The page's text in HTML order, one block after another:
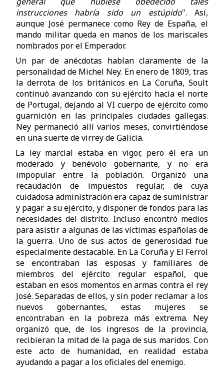
instrucciones habría sido un estúpido". Así,
aunque José permanece como Rey de España, el
mando militar queda en manos de los mariscales
nombrados por el Emperador.
Un par de anécdotas hablan claramente de la
personalidad de Michel Ney. En enero de 1809, tras
la derrota de los británicos en La Coruña, Soult
continuó avanzando con su ejército hacia el norte
de Portugal, dejando al VI cuerpo de ejército como
guarnición en las principales ciudades gallegas.
Ney permaneció allí varios meses, convirtiéndose
en una suerte de virrey de Galicia.
La ley marcial estaba en vigor, pero él era un
moderado y benévolo gobernante, y no era
impopular entre la población. Organizó una
recaudación de impuestos regular, de cuya
cuidadosa administración era capaz de suministrar
y pagar a su ejército, y disponer de fondos para las
necesidades del distrito. Incluso encontró medios
para asistir a algunas de las víctimas españolas de
la guerra. Uno de sus actos de generosidad fue
especialmente destacable. En La Coruña y El Ferrol
se encontraban las esposas y familiares de
miembros del ejército regular español, que
estaban en esos momentos en armas contra el rey
José. Separadas de ellos, y sin poder reclamar a los
nuevos gobernantes, estas mujeres se
encontraban en la pobreza más extrema. Ney
organizó que, de los ingresos de la provincia,
recibieran la mitad de la paga de sus maridos. Con
este acto de humanidad, en realidad estaba
ayudando a pagar a los oficiales del enemigo.